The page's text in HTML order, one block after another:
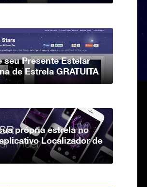
seu Presente Estelar
de Estrela GRATUITA
própria estrela no
Localizador de